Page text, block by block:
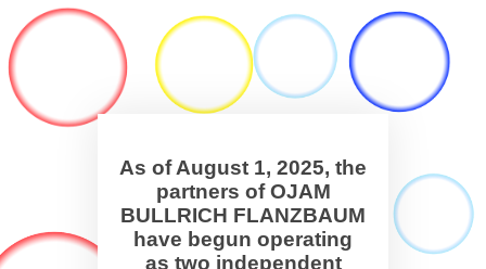
As of August 1, 2025, the
partners of OJAM
BULLRICH FLANZBAUM
have begun operating
as two independent